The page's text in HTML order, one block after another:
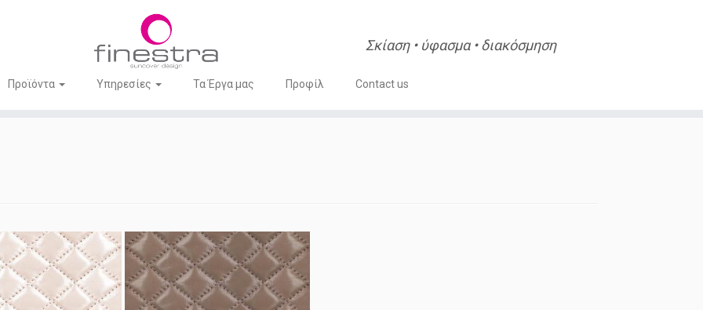
Σκίαση • ύφασμα • διακόσμηση
Προϊόντα Υπηρεσίες Τα Έργα μας Προφίλ Contact us